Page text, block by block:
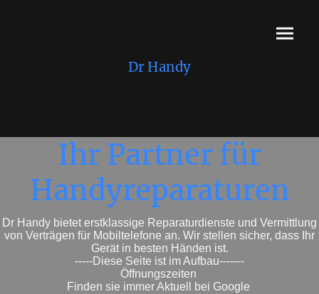
Dr Handy
Ihr Partner für
Handyreparaturen
Dr Handy bietet erstklassige Reparaturdienste und Vermittlung
von Verträgen für Mobiltelefone an. Wir stellen sicher, dass Ihr
Gerät in besten Händen ist.
-----Diese Seite ist im Aufbau-------
Öffnungszeiten
Finden sie immer Aktuell bei Google